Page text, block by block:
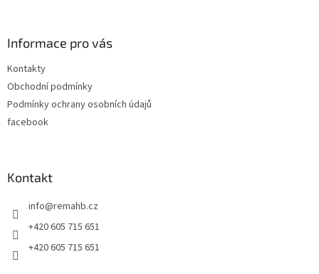
Informace pro vás
Kontakty
Obchodní podmínky
Podmínky ochrany osobních údajů
facebook
Kontakt
info@remahb.cz
+420 605 715 651
+420 605 715 651